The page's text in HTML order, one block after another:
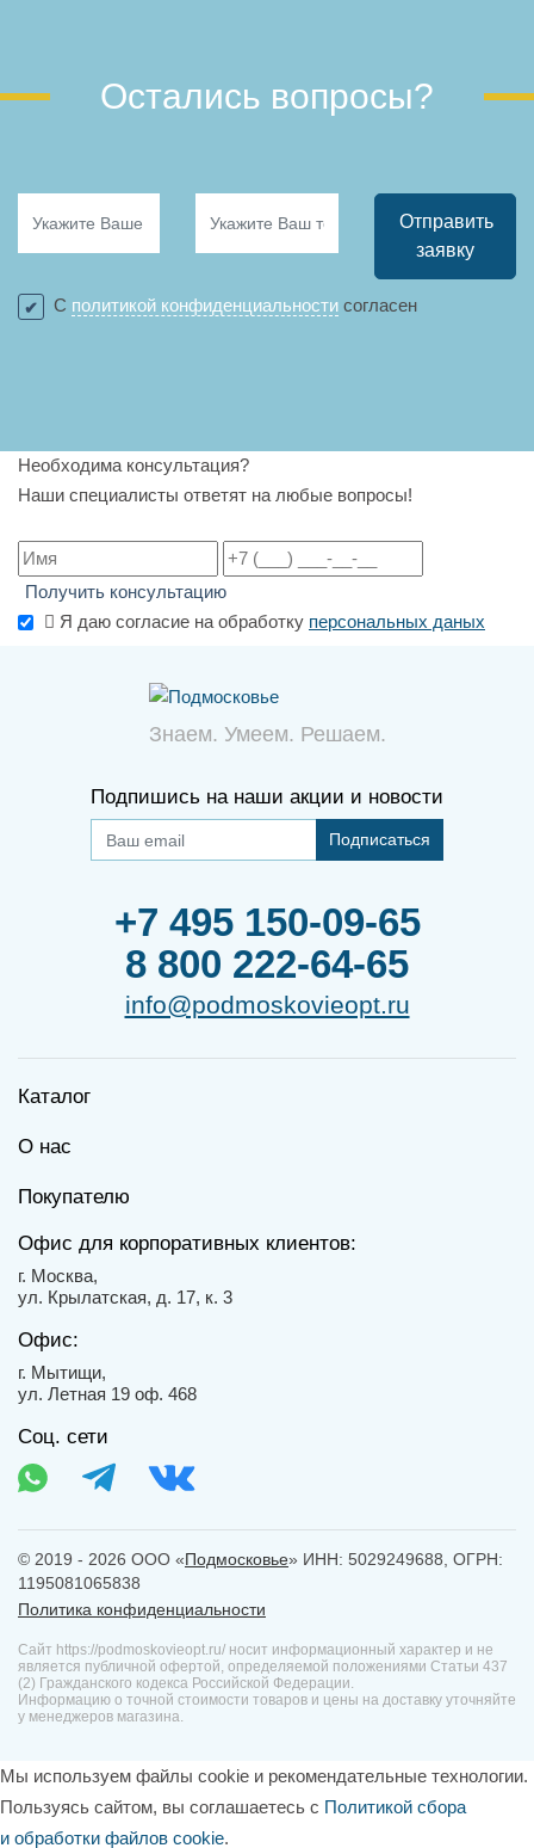
Остались вопросы?
Отправить
заявку
С политикой конфиденциальности согласен
Необходима консультация?
Наши специалисты ответят на любые вопросы!
Получить консультацию
Я даю согласие на обработку персональных даных
Знаем. Умеем. Решаем.
Подпишись на наши акции и новости
Подписаться
+7 495 150-09-65
8 800 222-64-65
info@podmoskovieopt.ru
Каталог
О нас
Покупателю
Офис для корпоративных клиентов:
г. Москва,
ул. Крылатская, д. 17, к. 3
Офис:
г. Мытищи,
ул. Летная 19 оф. 468
Соц. сети
© 2019 - 2026 ООО «Подмосковье» ИНН: 5029249688, ОГРН:
1195081065838
Политика конфиденциальности
Сайт https://podmoskovieopt.ru/ носит информационный характер и не
является публичной офертой, определяемой положениями Статьи 437
(2) Гражданского кодекса Российской Федерации.
Информацию о точной стоимости товаров и цены на доставку уточняйте
у менеджеров магазина.
Мы используем файлы cookie и рекомендательные технологии.
Пользуясь сайтом, вы соглашаетесь с Политикой сбора
и обработки файлов cookie.